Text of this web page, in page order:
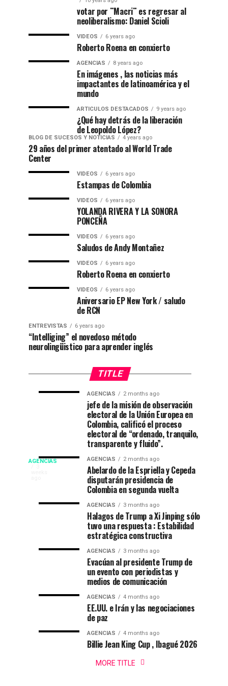
votar por ¨Macri¨ es regresar al
neoliberalismo: Daniel Scioli
VIDEOS 6 years ago
Roberto Roena en conxierto
AGENCIAS 8 years ago
En imágenes , las noticias más
impactantes de latinoamérica y el
mundo
ARTICULOS DESTACADOS 9 years ago
¿Qué hay detrás de la liberación
de Leopoldo López?
BLOG DE SUCESOS Y NOTICIAS 4 years ago
29 años del primer atentado al World Trade
Center
VIDEOS 6 years ago
Estampas de Colombia
VIDEOS 6 years ago
YOLANDA RIVERA Y LA SONORA
PONCEÑA
VIDEOS 6 years ago
Saludos de Andy Montañez
VIDEOS 6 years ago
Roberto Roena en conxierto
VIDEOS 6 years ago
Aniversario EP New York / saludo
de RCN
ENTREVISTAS 6 years ago
“Intelliging” el novedoso método
neurolingüistico para aprender inglés
TITLE
AGENCIAS
Campeonato
internacional
natación
NEWS
fiesta”
en
festival
Espriella
AGENCIAS 2 months ago
jefe de la misión de observación
electoral de la Unión Europea en
Colombia, calificó el proceso
electoral de “ordenado, tranquilo,
transparente y fluido”.
AGENCIAS 2 months ago
Abelardo de la Espriella y Cepeda
disputarán presidencia de
Colombia en segunda vuelta
AGENCIAS 3 months ago
Halagos de Trump a Xi Jinping sólo
tuvo una respuesta : Estabilidad
estratégica constructiva
AGENCIAS 3 months ago
Evacúan al presidente Trump de
un evento con periodistas y
medios de comunicación
AGENCIAS 4 months ago
EE.UU. e Irán y las negociaciones
de paz
AGENCIAS 4 months ago
Billie Jean King Cup , Ibagué 2026
MORE TITLE